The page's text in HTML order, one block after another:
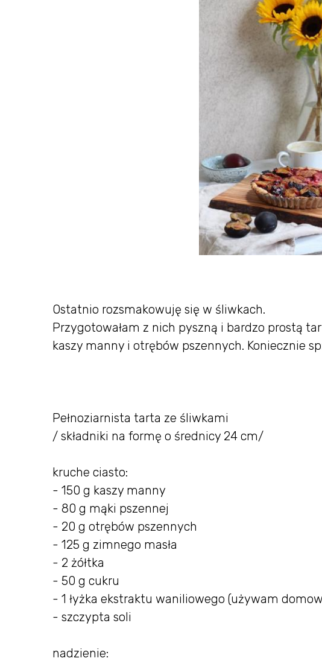
Ostatnio rozsmakowuję się w śliwkach.
Przygotowałam z nich pyszną i bardzo prostą
kaszy manny i otrębów pszennych. Koniecznie
Pełnoziarnista tarta ze śliwkami
/ składniki na formę o średnicy 24 cm/
kruche ciasto:
- 150 g kaszy manny
- 80 g mąki pszennej
- 20 g otrębów pszennych
- 125 g zimnego masła
- 2 żółtka
- 50 g cukru
- 1 łyżka ekstraktu waniliowego (używam
- szczypta soli
nadzienie: